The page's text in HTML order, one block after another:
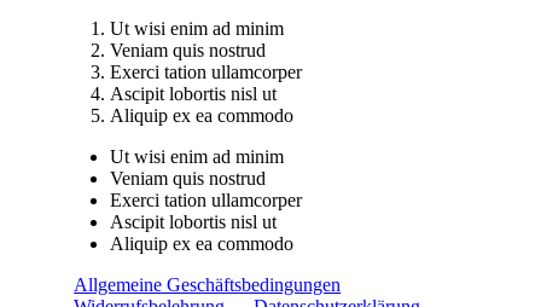
Ut wisi enim ad minim
Veniam quis nostrud
Exerci tation ullamcorper
Ascipit lobortis nisl ut
Aliquip ex ea commodo
Ut wisi enim ad minim
Veniam quis nostrud
Exerci tation ullamcorper
Ascipit lobortis nisl ut
Aliquip ex ea commodo
Allgemeine Geschäftsbedingungen